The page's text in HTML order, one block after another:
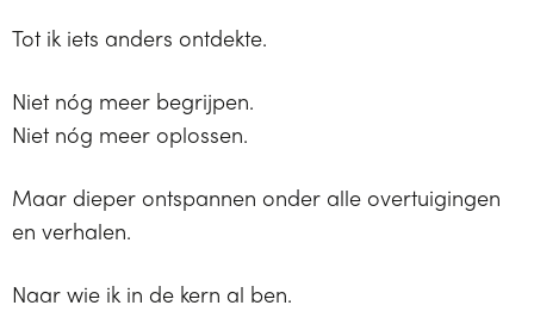
Tot ik iets anders ontdekte.
Niet nóg meer begrijpen.
Niet nóg meer oplossen.
Maar dieper ontspannen onder alle overtuigingen
en verhalen.
Naar wie ik in de kern al ben.